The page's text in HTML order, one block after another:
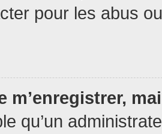
pour les abus
m’enregistrer,
qu’un